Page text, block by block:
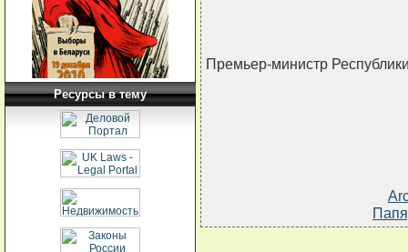
Ресурсы в тему
Премьер-министр